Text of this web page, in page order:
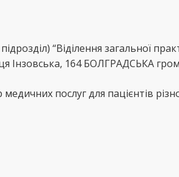
“Віділення загальної
Інзовська, 164 БОЛГРАДСЬКА
послуг для пацієнтів